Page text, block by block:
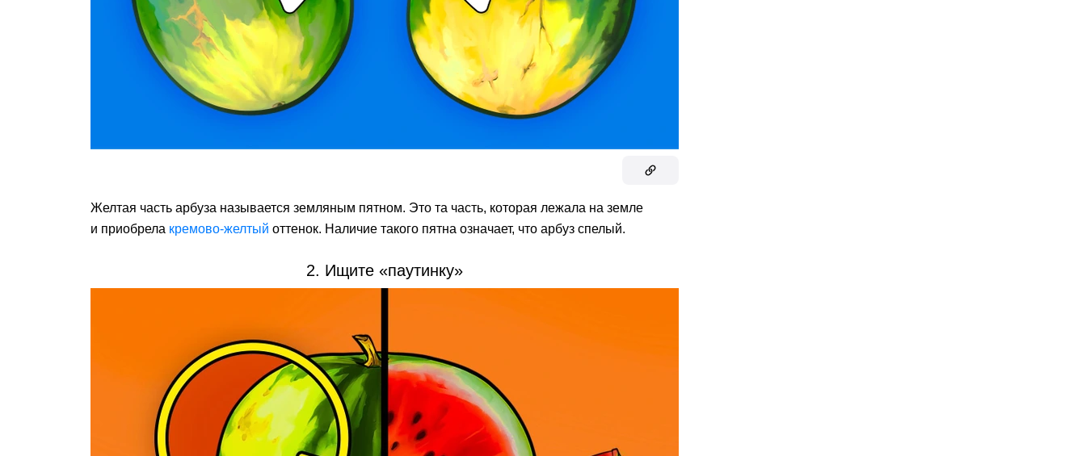
Желтая часть арбуза называется земляным пятном. Это та часть, которая лежала на земле
и приобрела кремово-желтый оттенок. Наличие такого пятна означает, что арбуз спелый.
2. Ищите «паутинку»